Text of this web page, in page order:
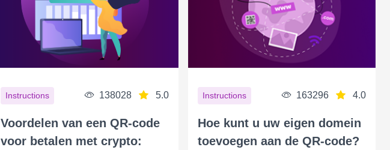
Instructions 138028 5.0
Voordelen van een QR-code
voor betalen met crypto:
Instructions 163296 4.0
Hoe kunt u uw eigen domein
toevoegen aan de QR-code?